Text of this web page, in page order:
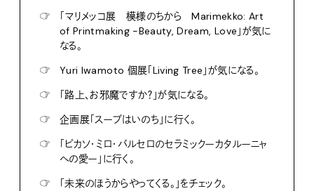
☞
「マリメッコ展 模様のちから Marimekko: Art
of Printmaking -Beauty, Dream, Love」が気に
なる。
☞
Yuri Iwamoto 個展「Living Tree」が気になる。
☞
「路上、お邪魔ですか？」が気になる。
☞
企画展「スープはいのち」に行く。
☞
「ピカソ・ミロ・バルセロのセラミックーカタルーニャ
への愛ー」に行く。
☞
「未来のほうからやってくる。」をチェック。